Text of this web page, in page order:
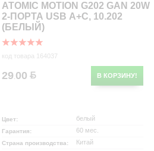
ATOMIC MOTION G202 GAN 20W
2-ПОРТА USB A+C, 10.202
(БЕЛЫЙ)
код товара 164037
В КОРЗИНУ!
29.00
Цвет: белый
Гарантия: 60 мес.
Страна производства: Китай